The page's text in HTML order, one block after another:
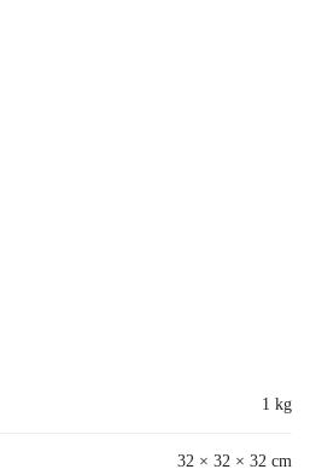
1 kg
32 × 32 × 32 cm